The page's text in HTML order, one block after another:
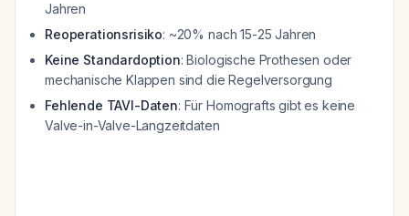
Jahren
Reoperationsrisiko: ~20% nach 15-25 Jahren
Keine Standardoption: Biologische Prothesen oder
mechanische Klappen sind die Regelversorgung
Fehlende TAVI-Daten: Für Homografts gibt es keine
Valve-in-Valve-Langzeitdaten